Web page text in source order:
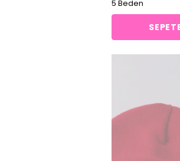
5 Beden